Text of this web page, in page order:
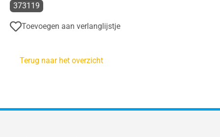
373119
Toevoegen aan verlanglijstje
Terug naar het overzicht